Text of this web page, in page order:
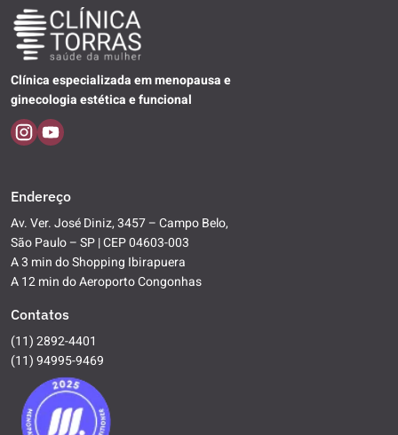
Clínica especializada em menopausa e
ginecologia estética e funcional
Endereço
Av. Ver. José Diniz, 3457 – Campo Belo,
São Paulo – SP | CEP 04603-003
A 3 min do Shopping Ibirapuera
A 12 min do Aeroporto Congonhas
Contatos
(11) 2892-4401
(11) 94995-9469